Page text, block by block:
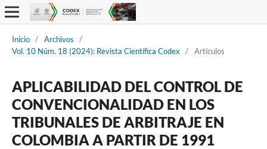
Inicio / Archivos
/
Vol. 10 Núm. 18 (2024): Revista Científica Codex
/ Artículos
APLICABILIDAD DEL CONTROL DE
CONVENCIONALIDAD EN LOS
TRIBUNALES DE ARBITRAJE EN
COLOMBIA A PARTIR DE 1991